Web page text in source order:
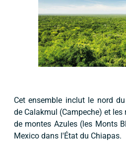
Cet ensemble inclut le nord
de Calakmul (Campeche) et les
de montes Azules (les Monts
Mexico dans l'État du Chiapas.